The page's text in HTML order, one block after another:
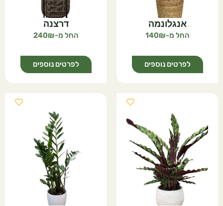
אנגלונמה
140
לפרטים נוספים
דרצנה
240
לפרטים נוספים